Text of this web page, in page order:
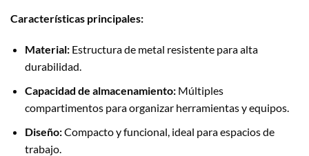
Características principales:
Material:Estructura de metal resistente para alta
durabilidad.
Capacidad de almacenamiento:Múltiples
compartimentos para organizar herramientas y equipos.
Diseño:Compacto y funcional, ideal para espacios de
trabajo.